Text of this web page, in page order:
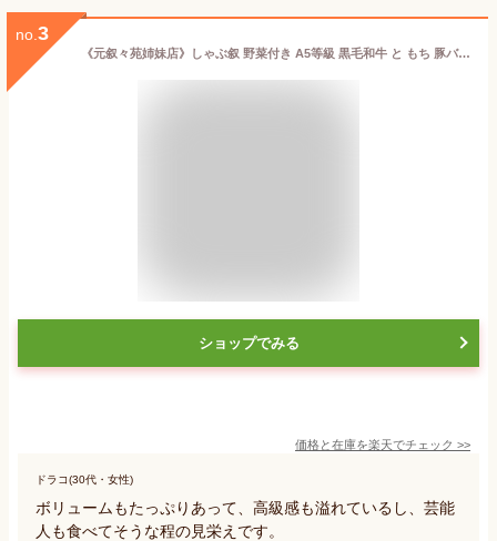
no. 3
《元叙々苑姉妹店》しゃぶ叙 野菜付き A5等級 黒毛和牛 と もち 豚バラ しゃぶしゃぶセット 3人前【牛しゃぶ 豚しゃぶ 豚 しゃぶしゃぶ セット 肉 牛肉 牛 和牛 豚 豚肉 野菜 野菜付き 3人前 三人前 お取り寄せ お取り寄せグルメ 肉 冷蔵 高級 贈答用 お歳暮 ギフト 】
ショップでみる
価格と在庫を楽天でチェック >>
ドラコ(30代・女性)
ボリュームもたっぷりあって、高級感も溢れているし、芸能
人も食べてそうな程の見栄えです。